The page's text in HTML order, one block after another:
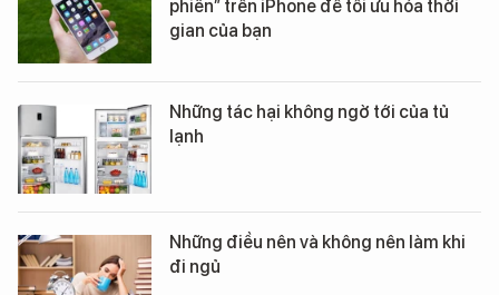
phiền” trên iPhone để tối ưu hóa thời
gian của bạn
Những tác hại không ngờ tới của tủ
lạnh
Những điều nên và không nên làm khi
đi ngủ